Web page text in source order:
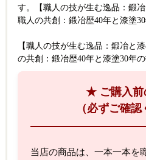
す。【職人の技が生む逸品：鍛
職人の共創：鍛冶歴40年と漆塗
【職人の技が生む逸品：鍛冶と
の共創：鍛冶歴40年と漆塗30年
★ ご購入前
（必ずご確認
当店の商品は、一本一本を